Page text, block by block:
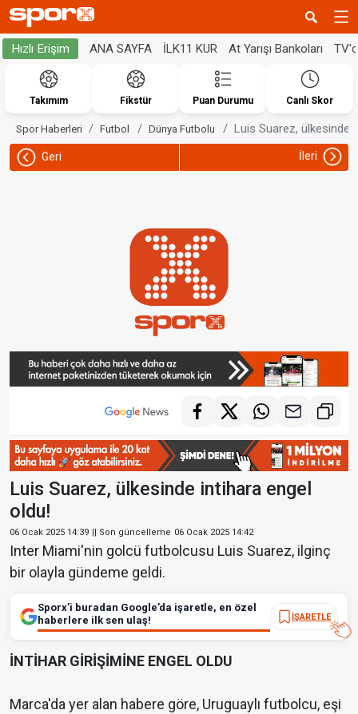
Hızlı Erişim ANA SAYFA İLK11 KUR At Yarışı Bankoları
Takımım Fikstür Puan Durumu Canlı Skor
Spor Haberleri Futbol Dünya Futbolu Luis Suarez, ülkesinde
Geri İleri
Luis Suarez, ülkesinde intihara engel
oldu!
06 Ocak 2025 14:39 || Son güncelleme 06 Ocak 2025 14:42
Inter Miami'nin golcü futbolcusu Luis Suarez, ilginç
bir olayla gündeme geldi.
Sporx’i buradan Google’da işaretle, en özel
haberlere ilk sen ulaş!
İŞARETLE
İNTİHAR GİRİŞİMİNE ENGEL OLDU
Marca'da yer alan habere göre, Uruguaylı futbolcu, eşi